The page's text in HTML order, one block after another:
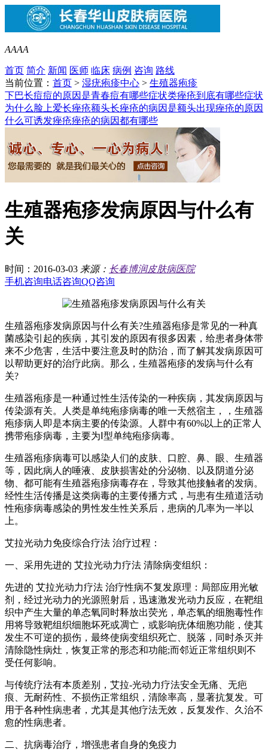
AAAA
首页 简介 新闻 医师 临床 病例 咨询 路线
当前位置： 首页 > 湿疣疱疹中心 > 生殖器疱疹
下巴长痘痘的原因是青春痘有哪些症状类痤疮到底有哪些症状
为什么脸上爱长痤疮额头长痤疮的病因是额头出现痤疮的原因
什么可诱发痤疮痤疮的病因都有哪些
生殖器疱疹发病原因与什么有
关
时间：2016-03-03 来源： 长春博润皮肤病医院
手机咨询电话咨询QQ咨询
生殖器疱疹发病原因与什么有关?生殖器疱疹是常见的一种真
菌感染引起的疾病，其引发的原因有很多因素，给患者身体带
来不少危害，生活中要注意及时的防治，而了解其发病原因可
以帮助更好的治疗此病。那么，生殖器疱疹的发病与什么有
关?
生殖器疱疹是一种通过性生活传染的一种疾病，其发病原因与
传染源有关。人类是单纯疱疹病毒的唯一天然宿主，，生殖器
疱疹病人即是本病主要的传染源。人群中有60%以上的正常人
携带疱疹病毒，主要为Ⅰ型单纯疱疹病毒。
生殖器疱疹病毒可以感染人们的皮肤、口腔、鼻、眼、生殖器
等，因此病人的唾液、皮肤损害处的分泌物、以及阴道分泌
物、都可能有生殖器疱疹病毒存在，导致其他接触者的发病。
经性生活传播是这类病毒的主要传播方式，与患有生殖道活动
性疱疹病毒感染的男性发生性关系后，患病的几率为一半以
上。
艾拉光动力免疫综合疗法 治疗过程：
一、采用先进的 艾拉光动力疗法 清除病变组织：
先进的 艾拉光动力疗法 治疗性病不复发原理：局部应用光敏
剂，经过光动力的光源照射后，迅速激发光动力反应，在靶组
织中产生大量的单态氧同时释放出荧光，单态氧的细胞毒性作
用将导致靶组织细胞坏死或凋亡，或影响疣体细胞功能，使其
发生不可逆的损伤，最终使病变组织死亡、脱落，同时杀灭并
清除隐性病灶，恢复正常的形态和功能;而邻近正常组织则不
受任何影响。
与传统疗法有本质差别，艾拉-光动力疗法安全无痛、无疤
痕、无耐药性、不损伤正常组织，清除率高，显著抗复发。可
用于各种性病患者，尤其是其他疗法无效，反复发作、久治不
愈的性病患者。
二、抗病毒治疗，增强患者自身的免疫力